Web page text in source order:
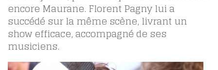
encore Maurane. Florent Pagny lui a
succédé sur la même scène, livrant un
show efficace, accompagné de ses
musiciens.